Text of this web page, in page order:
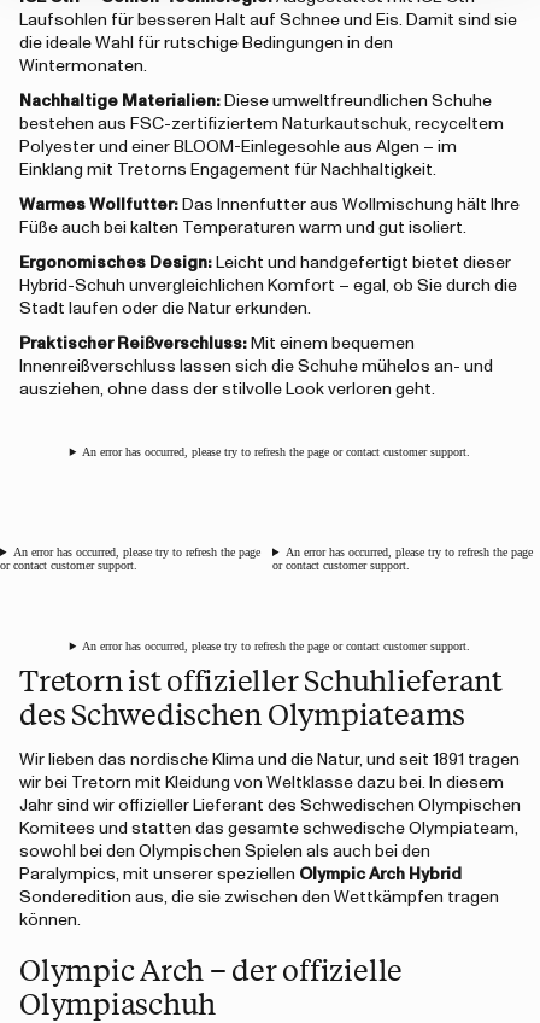
Laufsohlen für besseren Halt auf Schnee und Eis. Damit sind sie
die ideale Wahl für rutschige Bedingungen in den
Wintermonaten.
Nachhaltige Materialien: Diese umweltfreundlichen Schuhe
bestehen aus FSC-zertifiziertem Naturkautschuk, recyceltem
Polyester und einer BLOOM-Einlegesohle aus Algen – im
Einklang mit Tretorns Engagement für Nachhaltigkeit.
Warmes Wollfutter: Das Innenfutter aus Wollmischung hält Ihre
Füße auch bei kalten Temperaturen warm und gut isoliert.
Ergonomisches Design: Leicht und handgefertigt bietet dieser
Hybrid-Schuh unvergleichlichen Komfort – egal, ob Sie durch die
Stadt laufen oder die Natur erkunden.
Praktischer Reißverschluss: Mit einem bequemen
Innenreißverschluss lassen sich die Schuhe mühelos an- und
ausziehen, ohne dass der stilvolle Look verloren geht.
An error has occurred, please try to refresh the page or contact customer support.
An error has occurred, please try to refresh the page
or contact customer support.
An error has occurred, please try to refresh the page
or contact customer support.
An error has occurred, please try to refresh the page or contact customer support.
Tretorn ist offizieller Schuhlieferant
des Schwedischen Olympiateams
Wir lieben das nordische Klima und die Natur, und seit 1891 tragen
wir bei Tretorn mit Kleidung von Weltklasse dazu bei. In diesem
Jahr sind wir offizieller Lieferant des Schwedischen Olympischen
Komitees und statten das gesamte schwedische Olympiateam,
sowohl bei den Olympischen Spielen als auch bei den
Paralympics, mit unserer speziellen Olympic Arch Hybrid
Sonderedition aus, die sie zwischen den Wettkämpfen tragen
können.
Olympic Arch – der offizielle
Olympiaschuh